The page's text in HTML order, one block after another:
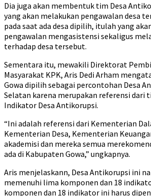
Dia juga akan membentuk tim Desa
yang akan melakukan pengawalan desa
pada saat ada desa dipilih, itulah yang
pengawalan mengasistensi sekaligus
terhadap desa tersebut.
Sementara itu, mewakili Direktorat
Masyarakat KPK, Aris Dedi Arham
Gowa dipilih sebagai percontohan Desa
Selatan karena merupakan referensi dari
Indikator Desa Antikorupsi.
“Ini adalah referensi dari Kementerian
Kementerian Desa, Kementerian
akademisi dan mereka semua
ada di Kabupaten Gowa,” ungkapnya.
Aris menjelaskann, Desa Antikorupsi ini
memenuhi lima komponen dan 18
komponen dan 18 indikator ini harus